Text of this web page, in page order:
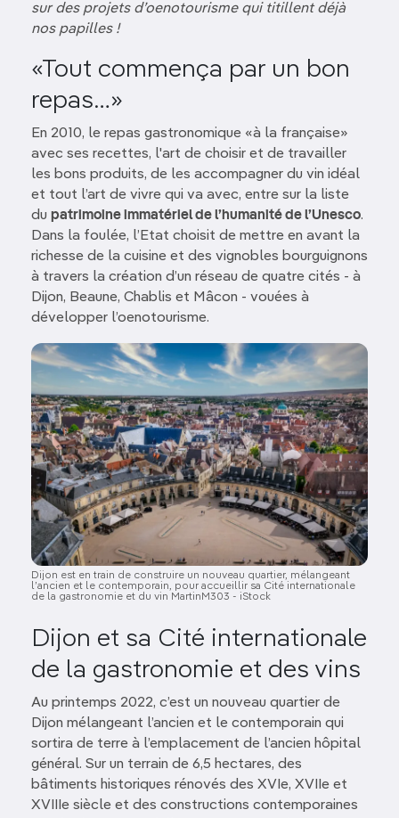
sur des projets d’oenotourisme qui titillent déjà
nos papilles !
«Tout commença par un bon
repas…»
En 2010, le repas gastronomique «à la française»
avec ses recettes, l'art de choisir et de travailler
les bons produits, de les accompagner du vin idéal
et tout l’art de vivre qui va avec, entre sur la liste
du patrimoine immatériel de l’humanité de l’Unesco.
Dans la foulée, l’Etat choisit de mettre en avant la
richesse de la cuisine et des vignobles bourguignons
à travers la création d’un réseau de quatre cités - à
Dijon, Beaune, Chablis et Mâcon - vouées à
développer l’oenotourisme.
Image
Dijon est en train de construire un nouveau quartier, mélangeant
l’ancien et le contemporain, pour accueillir sa Cité internationale
de la gastronomie et du vin MartinM303 - iStock
Dijon et sa Cité internationale
de la gastronomie et des vins
Au printemps 2022, c’est un nouveau quartier de
Dijon mélangeant l’ancien et le contemporain qui
sortira de terre à l’emplacement de l’ancien hôpital
général. Sur un terrain de 6,5 hectares, des
bâtiments historiques rénovés des XVIe, XVIIe et
XVIIIe siècle et des constructions contemporaines